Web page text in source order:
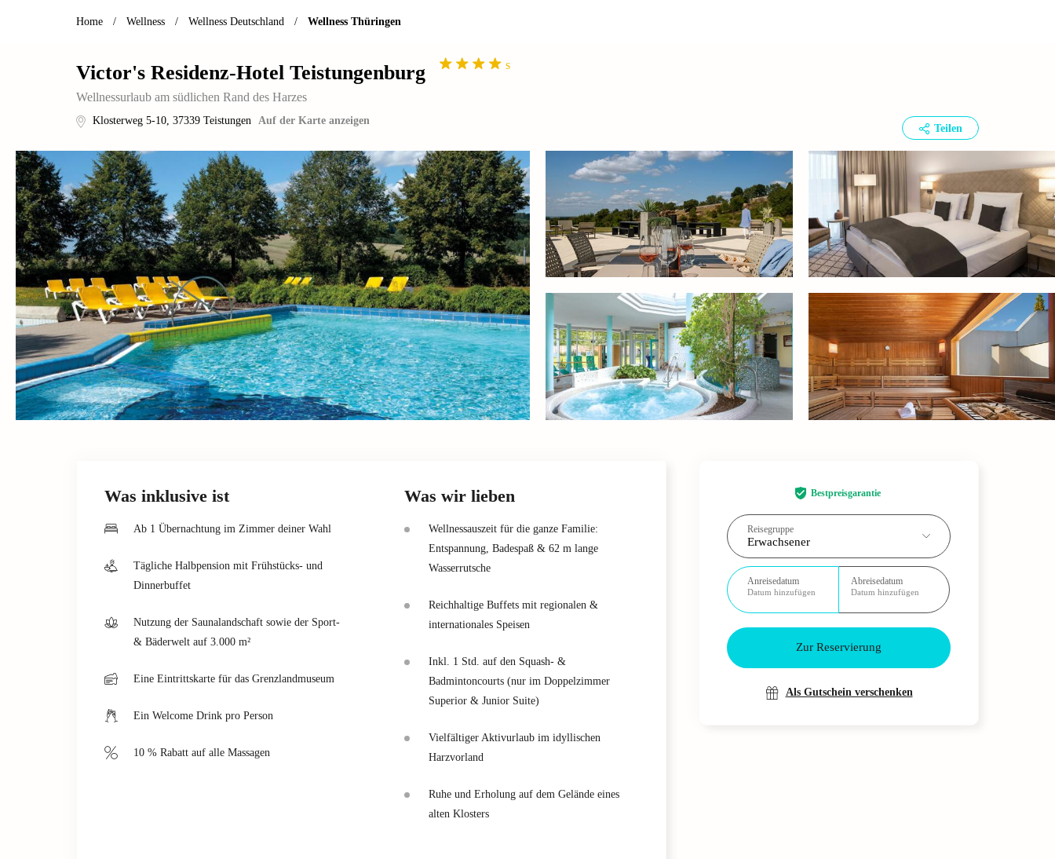
Home / Wellness / Wellness Deutschland / Wellness Thüringen
Victor's Residenz-Hotel Teistungenburg s
Wellnessurlaub am südlichen Rand des Harzes
Klosterweg 5-10, 37339 Teistungen Auf der Karte anzeigen
Teilen
Bestpreisgarantie
Reisegruppe
Erwachsener
Anreisedatum
Datum hinzufügen
Abreisedatum
Datum hinzufügen
Zur Reservierung
Als Gutschein verschenken
Was inklusive ist
Ab 1 Übernachtung im Zimmer deiner Wahl
Tägliche Halbpension mit Frühstücks- und
Dinnerbuffet
Nutzung der Saunalandschaft sowie der Sport-
& Bäderwelt auf 3.000 m²
Eine Eintrittskarte für das Grenzlandmuseum
Ein Welcome Drink pro Person
10 % Rabatt auf alle Massagen
Was wir lieben
Wellnessauszeit für die ganze Familie:
Entspannung, Badespaß & 62 m lange
Wasserrutsche
Reichhaltige Buffets mit regionalen &
internationales Speisen
Inkl. 1 Std. auf den Squash- &
Badmintoncourts (nur im Doppelzimmer
Superior & Junior Suite)
Vielfältiger Aktivurlaub im idyllischen
Harzvorland
Ruhe und Erholung auf dem Gelände eines
alten Klosters